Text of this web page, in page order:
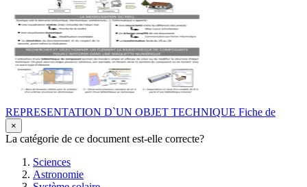
REPRESENTATION D`UN OBJET TECHNIQUE Fiche de
×
La catégorie de ce document est-elle correcte?
Sciences
Astronomie